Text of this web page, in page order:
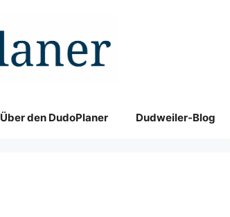
Über den DudoPlaner Dudweiler-Blog